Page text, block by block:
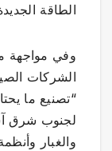
الطاقة
وفي مواجهة
الشركات
“تصنيع ما
لجنوب شرق
والغبار